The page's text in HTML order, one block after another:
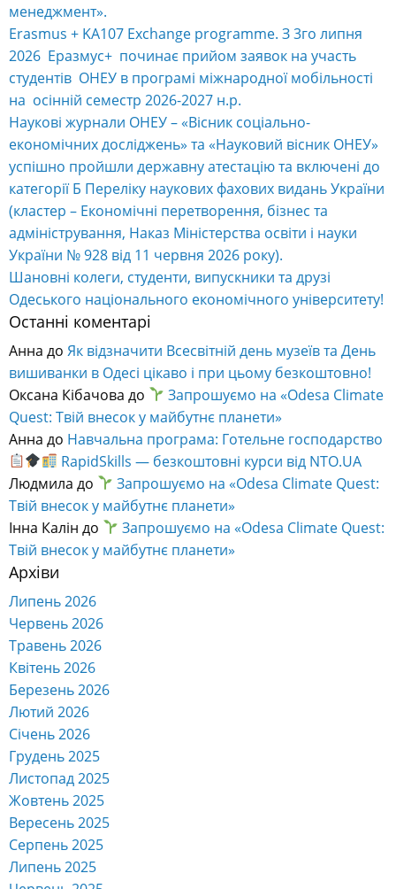
менеджмент».
Erasmus + KA107 Exchange programme. З 3го липня
2026 Еразмус+ починає прийом заявок на участь
студентів ОНЕУ в програмі міжнародної мобільності
на осінній семестр 2026-2027 н.р.
Наукові журнали ОНЕУ – «Вісник соціально-
економічних досліджень» та «Науковий вісник ОНЕУ»
успішно пройшли державну атестацію та включені до
категорії Б Переліку наукових фахових видань України
(кластер – Економічні перетворення, бізнес та
адміністрування, Наказ Міністерства освіти і науки
України № 928 від 11 червня 2026 року).
Шановні колеги, студенти, випускники та друзі
Одеського національного економічного університету!
Останні коментарі
Анна до Як відзначити Всесвітній день музеїв та День
вишиванки в Одесі цікаво і при цьому безкоштовно!
Оксана Кібачова до
Запрошуємо на «Odesa Climate
Quest: Твій внесок у майбутнє планети»
Анна до Навчальна програма: Готельне господарство
RapidSkills — безкоштовні курси від NTO.UA
Людмила до
Запрошуємо на «Odesa Climate Quest:
Твій внесок у майбутнє планети»
Інна Калін до
Запрошуємо на «Odesa Climate Quest:
Твій внесок у майбутнє планети»
Архіви
Липень 2026
Червень 2026
Травень 2026
Квітень 2026
Березень 2026
Лютий 2026
Січень 2026
Грудень 2025
Листопад 2025
Жовтень 2025
Вересень 2025
Серпень 2025
Липень 2025